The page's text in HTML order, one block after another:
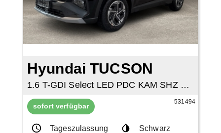
Hyundai TUCSON
1.6 T-GDI Select LED PDC KAM SHZ NAVI TEMP
sofort verfügbar
531494
Tageszulassung
Schwarz